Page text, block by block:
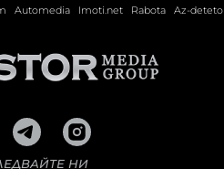
Automedia Imoti.net Rabota Az-deteto
НИ